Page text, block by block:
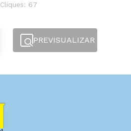
Cliques: 67
PREVISUALIZAR